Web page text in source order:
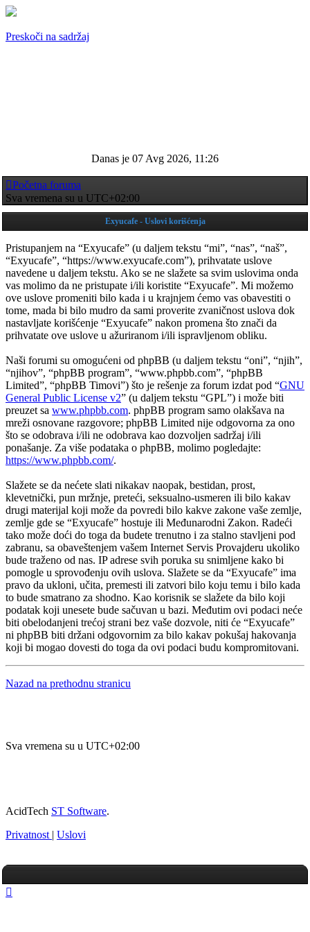
Preskoči na sadržaj
Danas je 07 Avg 2026, 11:26
Početna foruma
Sva vremena su u UTC+02:00
Exyucafe - Uslovi korišćenja
Pristupanjem na “Exyucafe” (u daljem tekstu “mi”, “nas”, “naš”,
“Exyucafe”, “https://www.exyucafe.com”), prihvatate uslove
navedene u daljem tekstu. Ako se ne slažete sa svim uslovima onda
vas molimo da ne pristupate i/ili koristite “Exyucafe”. Mi možemo
ove uslove promeniti bilo kada i u krajnjem ćemo vas obavestiti o
tome, mada bi bilo mudro da sami proverite zvaničnost uslova dok
nastavljate korišćenje “Exyucafe” nakon promena što znači da
prihvatate ove uslove u ažuriranom i/ili ispravljenom obliku.
Naši forumi su omogućeni od phpBB (u daljem tekstu “oni”, “njih”,
“njihov”, “phpBB program”, “www.phpbb.com”, “phpBB
Limited”, “phpBB Timovi”) što je rešenje za forum izdat pod “GNU
General Public License v2” (u daljem tekstu “GPL”) i može biti
preuzet sa www.phpbb.com. phpBB program samo olakšava na
mreži osnovane razgovore; phpBB Limited nije odgovorna za ono
što se odobrava i/ili ne odobrava kao dozvoljen sadržaj i/ili
ponašanje. Za više podataka o phpBB, molimo pogledajte:
https://www.phpbb.com/.
Slažete se da nećete slati nikakav naopak, bestidan, prost,
klevetnički, pun mržnje, preteći, seksualno-usmeren ili bilo kakav
drugi materijal koji može da povredi bilo kakve zakone vaše zemlje,
zemlje gde se “Exyucafe” hostuje ili Međunarodni Zakon. Radeći
tako može doći do toga da budete trenutno i za stalno stavljeni pod
zabranu, sa obaveštenjem vašem Internet Servis Provajderu ukoliko
bude traženo od nas. IP adrese svih poruka su snimljene kako bi
pomogle u sprovođenju ovih uslova. Slažete se da “Exyucafe” ima
pravo da ukloni, učita, premesti ili zatvori bilo koju temu i bilo kada
to bude smatrano za shodno. Kao korisnik se slažete da bilo koji
podatak koji unesete bude sačuvan u bazi. Međutim ovi podaci neće
biti obelodanjeni trećoj strani bez vaše dozvole, niti će “Exyucafe”
ni phpBB biti držani odgovornim za bilo kakav pokušaj hakovanja
koji bi mogao dovesti do toga da ovi podaci budu kompromitovani.
Nazad na prethodnu stranicu
Sva vremena su u UTC+02:00
AcidTech ST Software.
Privatnost | Uslovi